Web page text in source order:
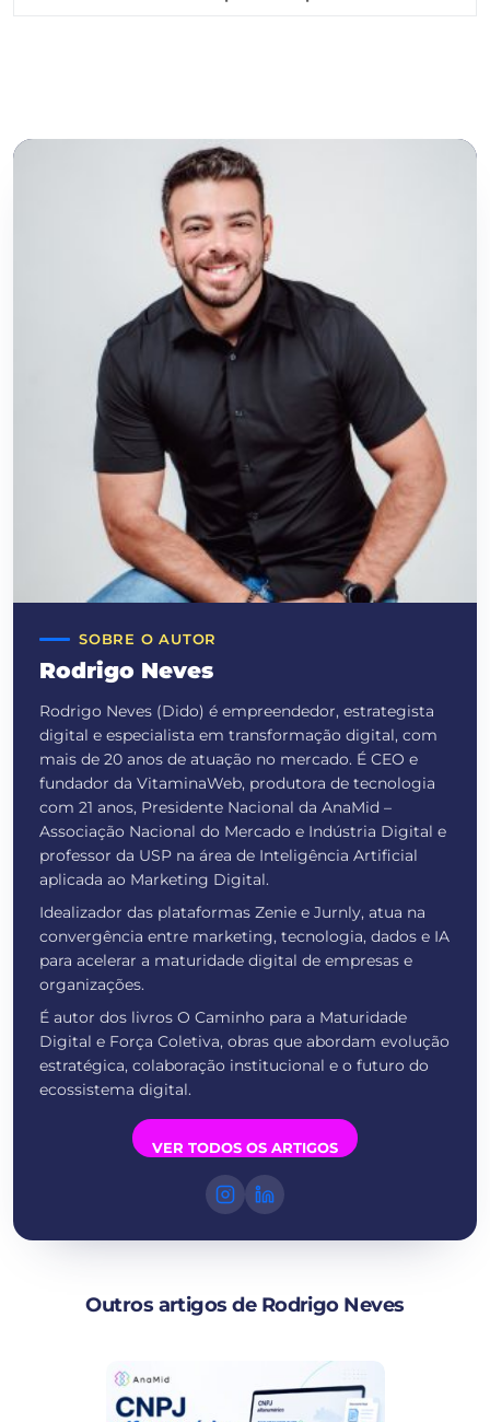
SOBRE O AUTOR
Rodrigo Neves
Rodrigo Neves (Dido) é empreendedor, estrategista
digital e especialista em transformação digital, com
mais de 20 anos de atuação no mercado. É CEO e
fundador da VitaminaWeb, produtora de tecnologia
com 21 anos, Presidente Nacional da AnaMid –
Associação Nacional do Mercado e Indústria Digital e
professor da USP na área de Inteligência Artificial
aplicada ao Marketing Digital.
Idealizador das plataformas Zenie e Jurnly, atua na
convergência entre marketing, tecnologia, dados e IA
para acelerar a maturidade digital de empresas e
organizações.
É autor dos livros O Caminho para a Maturidade
Digital e Força Coletiva, obras que abordam evolução
estratégica, colaboração institucional e o futuro do
ecossistema digital.
VER TODOS OS ARTIGOS
Outros artigos de Rodrigo Neves